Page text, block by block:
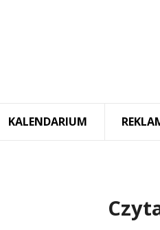
KALENDARIUM